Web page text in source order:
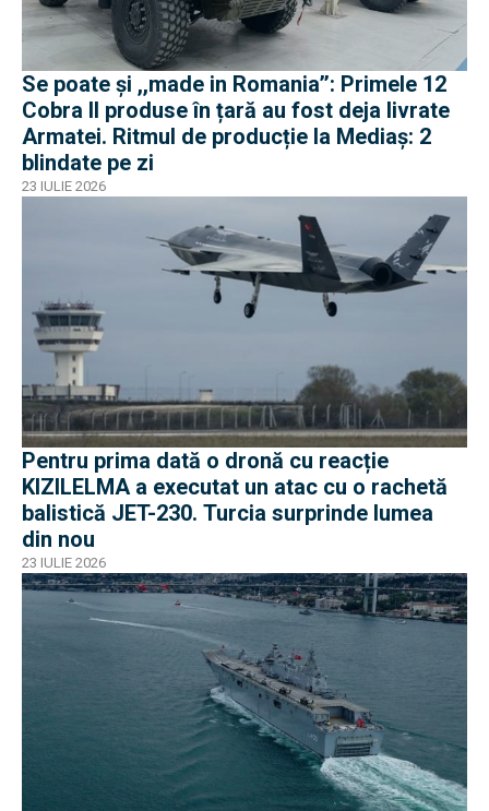
Se poate și ,,made in Romania’’: Primele 12
Cobra II produse în țară au fost deja livrate
Armatei. Ritmul de producție la Mediaș: 2
blindate pe zi
23 IULIE 2026
Pentru prima dată o dronă cu reacție
KIZILELMA a executat un atac cu o rachetă
balistică JET-230. Turcia surprinde lumea
din nou
23 IULIE 2026